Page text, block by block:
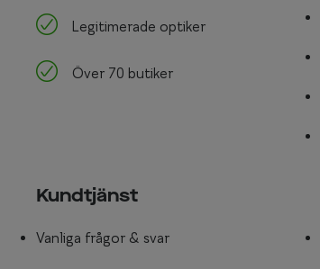
Legitimerade optiker
Över 70 butiker
Kundtjänst
Vanliga frågor & svar